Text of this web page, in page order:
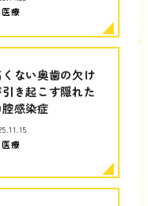
医療
ない奥歯の欠け
き起こす隠れた
腔感染症
医療